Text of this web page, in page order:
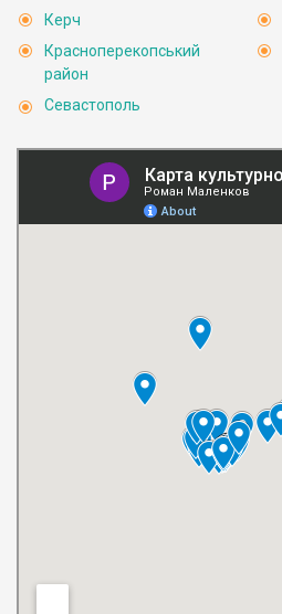
Керч
Красноперекопський
район
Севастополь